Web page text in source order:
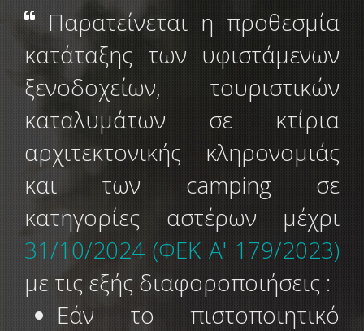
Παρατείνεται η προθεσμία
κατάταξης των υφιστάμενων
ξενοδοχείων, τουριστικών
καταλυμάτων σε κτίρια
αρχιτεκτονικής κληρονομιάς
και των camping σε
κατηγορίες αστέρων μέχρι
31/10/2024 (ΦΕΚ Α' 179/2023)
με τις εξής διαφοροποιήσεις :
Εάν το πιστοποιητικό